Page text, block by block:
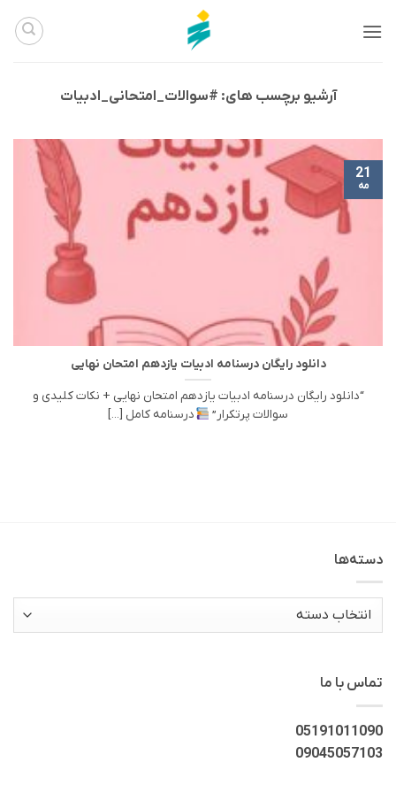
آرشیو برچسب های: #سوالات_امتحانی_ادبیات
دانلود رایگان درسنامه ادبیات یازدهم امتحان نهایی
“دانلود رایگان درسنامه ادبیات یازدهم امتحان نهایی + نکات کلیدی و
سوالات پرتکرار”
درسنامه کامل [...]
21
مه
دسته‌ها
دسته‌ها
تماس با ما
05191011090
09045057103